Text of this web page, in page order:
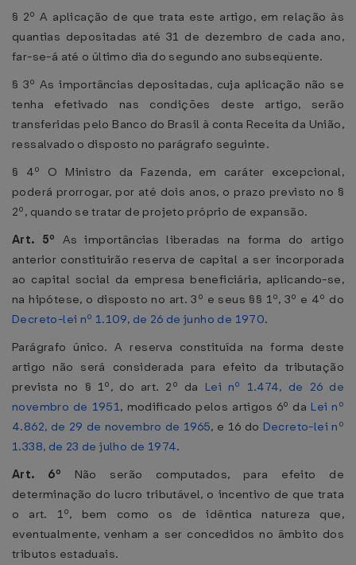
§ 2º A aplicação de que trata este artigo, em relação às
quantias depositadas até 31 de dezembro de cada ano,
far-se-á até o último dia do segundo ano subseqüente.
§ 3º As importâncias depositadas, cuja aplicação não se
tenha efetivado nas condições deste artigo, serão
transferidas pelo Banco do Brasil à conta Receita da União,
ressalvado o disposto no parágrafo seguinte.
§ 4º O Ministro da Fazenda, em caráter excepcional,
poderá prorrogar, por até dois anos, o prazo previsto no §
2º, quando se tratar de projeto próprio de expansão.
Art. 5º As importâncias liberadas na forma do artigo
anterior constituirão reserva de capital a ser incorporada
ao capital social da empresa beneficiária, aplicando-se,
na hipótese, o disposto no art. 3º e seus §§ 1º, 3º e 4º do
Decreto-lei nº 1.109, de 26 de junho de 1970.
Parágrafo único. A reserva constituída na forma deste
artigo não será considerada para efeito da tributação
prevista no § 1º, do art. 2º da Lei nº 1.474, de 26 de
novembro de 1951, modificado pelos artigos 6º da Lei nº
4.862, de 29 de novembro de 1965, e 16 do Decreto-lei nº
1.338, de 23 de julho de 1974.
Art. 6º Não serão computados, para efeito de
determinação do lucro tributável, o incentivo de que trata
o art. 1º, bem como os de idêntica natureza que,
eventualmente, venham a ser concedidos no âmbito dos
tributos estaduais.